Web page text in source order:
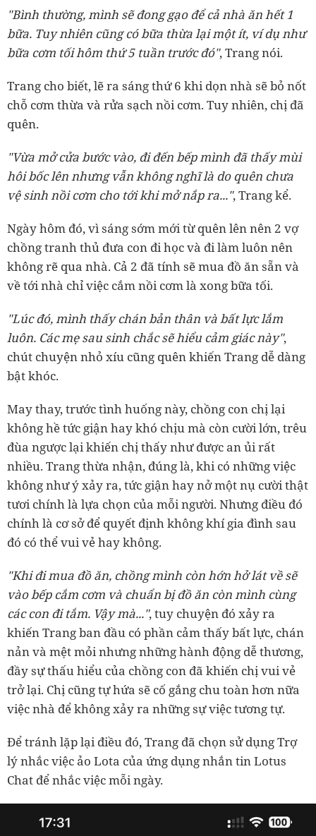
"Bình thường, mình sẽ đong gạo để cả nhà ăn hết 1
bữa. Tuy nhiên cũng có bữa thừa lại một ít, ví dụ như
bữa cơm tối hôm thứ 5 tuần trước đó", Trang nói.
Trang cho biết, lẽ ra sáng thứ 6 khi dọn nhà sẽ bỏ nốt
chỗ cơm thừa và rửa sạch nồi cơm. Tuy nhiên, chị đã
quên.
"Vừa mở cửa bước vào, đi đến bếp mình đã thấy mùi
hôi bốc lên nhưng vẫn không nghĩ là do quên chưa
vệ sinh nồi cơm cho tới khi mở nắp ra...", Trang kể.
Ngày hôm đó, vì sáng sớm mới từ quên lên nên 2 vợ
chồng tranh thủ đưa con đi học và đi làm luôn nên
không rẽ qua nhà. Cả 2 đã tính sẽ mua đồ ăn sẵn và
về tới nhà chỉ việc cắm nồi cơm là xong bữa tối.
"Lúc đó, mình thấy chán bản thân và bất lực lắm
luôn. Các mẹ sau sinh chắc sẽ hiểu cảm giác này",
chút chuyện nhỏ xíu cũng quên khiến Trang dễ dàng
bật khóc.
May thay, trước tình huống này, chồng con chị lại
không hề tức giận hay khó chịu mà còn cười lớn, trêu
đùa ngược lại khiến chị thấy như được an ủi rất
nhiều. Trang thừa nhận, đúng là, khi có những việc
không như ý xảy ra, tức giận hay nở một nụ cười thật
tươi chính là lựa chọn của mỗi người. Nhưng điều đó
chính là cơ sở để quyết định không khí gia đình sau
đó có thể vui vẻ hay không.
"Khi đi mua đồ ăn, chồng mình còn hớn hở lát về sẽ
vào bếp cắm cơm và chuẩn bị đồ ăn còn mình cùng
các con đi tắm. Vậy mà...", tuy chuyện đó xảy ra
khiến Trang ban đầu có phần cảm thấy bất lực, chán
nản và mệt mỏi nhưng những hành động dễ thương,
đầy sự thấu hiểu của chồng con đã khiến chị vui vẻ
trở lại. Chị cũng tự hứa sẽ cố gắng chu toàn hơn nữa
việc nhà để không xảy ra những sự việc tương tự.
Để tránh lặp lại điều đó, Trang đã chọn sử dụng Trợ
lý nhắc việc ảo Lota của ứng dụng nhắn tin Lotus
Chat để nhắc việc mỗi ngày.